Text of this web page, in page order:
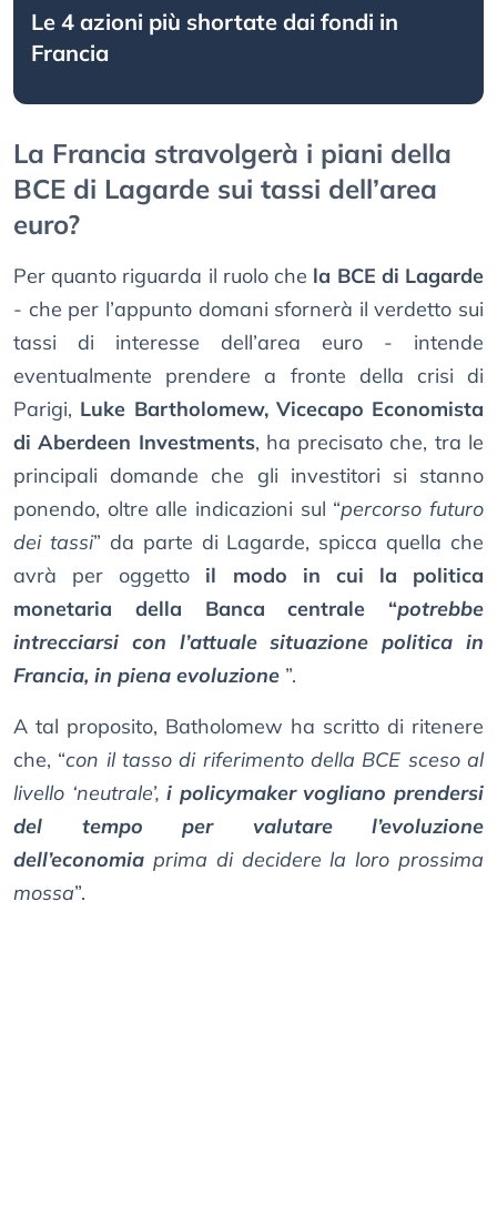
Le 4 azioni più shortate dai fondi in
Francia
La Francia stravolgerà i piani della
BCE di Lagarde sui tassi dell’area
euro?
Per quanto riguarda il ruolo che la BCE di Lagarde
- che per l’appunto domani sfornerà il verdetto sui
tassi di interesse dell’area euro - intende
eventualmente prendere a fronte della crisi di
Parigi, Luke Bartholomew, Vicecapo Economista
di Aberdeen Investments, ha precisato che, tra le
principali domande che gli investitori si stanno
ponendo, oltre alle indicazioni sul “percorso futuro
dei tassi” da parte di Lagarde, spicca quella che
avrà per oggetto il modo in cui la politica
monetaria della Banca centrale “potrebbe
intrecciarsi con l’attuale situazione politica in
Francia, in piena evoluzione ”.
A tal proposito, Batholomew ha scritto di ritenere
che, “con il tasso di riferimento della BCE sceso al
livello ‘neutrale’,i policymaker vogliano prendersi
del tempo per valutare l’evoluzione
dell’economia prima di decidere la loro prossima
mossa”.